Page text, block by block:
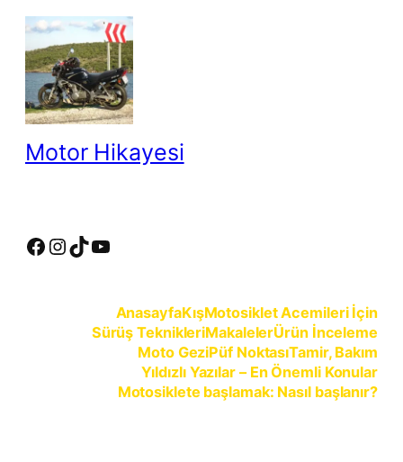
İçeriğe
Motor Hikayesi
Facebook InstagramTikTok YouTube
AnasayfaKışMotosiklet Acemileri İçin
Sürüş TeknikleriMakalelerÜrün İnceleme
Moto GeziPüf NoktasıTamir, Bakım
Yıldızlı Yazılar – En Önemli Konular
Motosiklete başlamak: Nasıl başlanır?